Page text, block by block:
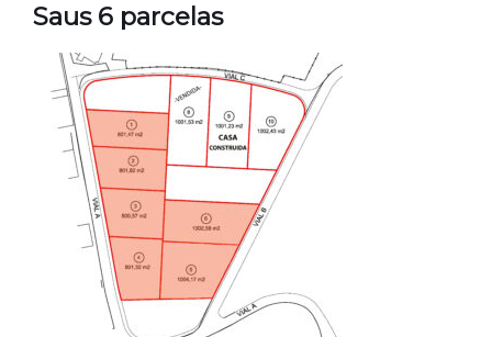
Saus 6 parcelas